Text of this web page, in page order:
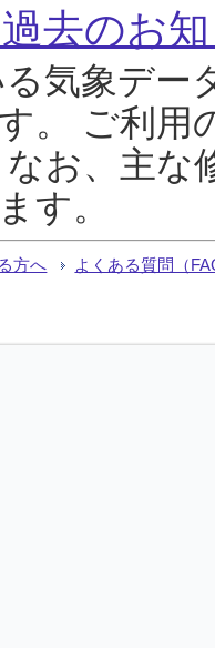
去のお
気象デー
。 ご利用
お、主な
す。
方へ よくある質問（